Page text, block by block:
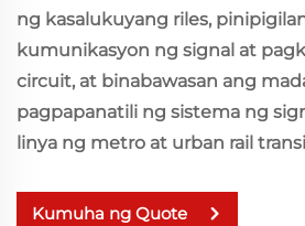
ng kasalukuyang riles,
kumunikasyon ng signal at
circuit, at binabawasan ang
pagpapanatili ng sistema ng
linya ng metro at urban rail
Kumuha ng Quote